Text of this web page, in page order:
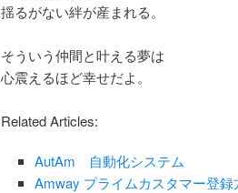
揺るがない絆が産まれる。
そういう仲間と叶える夢は
心震えるほど幸せだよ。
Related Articles:
AutAm 自動化システム
Amway プライムカスタマー登録